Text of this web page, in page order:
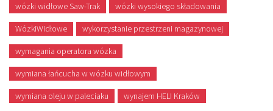
wózki widłowe Saw-Trak wózki wysokiego składowania
WózkiWidłowe wykorzystanie przestrzeni magazynowej
wymagania operatora wózka
wymiana łańcucha w wózku widłowym
wymiana oleju w paleciaku wynajem HELI Kraków